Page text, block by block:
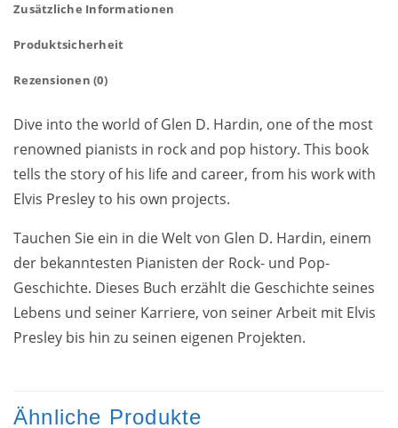
Zusätzliche Informationen
Produktsicherheit
Rezensionen (0)
Dive into the world of Glen D. Hardin, one of the most
renowned pianists in rock and pop history. This book
tells the story of his life and career, from his work with
Elvis Presley to his own projects.
Tauchen Sie ein in die Welt von Glen D. Hardin, einem
der bekanntesten Pianisten der Rock- und Pop-
Geschichte. Dieses Buch erzählt die Geschichte seines
Lebens und seiner Karriere, von seiner Arbeit mit Elvis
Presley bis hin zu seinen eigenen Projekten.
Ähnliche Produkte